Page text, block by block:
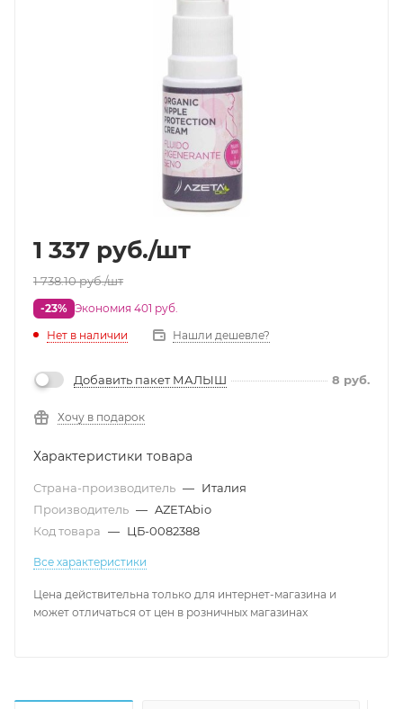
1 337 руб./шт
1 738.10руб./шт
-23% Экономия 401 руб.
Нет в наличии
Нашли дешевле?
Добавить пакет МАЛЫШ 8 руб.
Хочу в подарок
Характеристики товара
Страна-производитель — Италия
Производитель — AZETAbio
Код товара — ЦБ-0082388
Все характеристики
Цена действительна только для интернет-магазина и
может отличаться от цен в розничных магазинах